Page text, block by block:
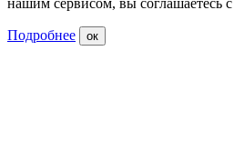
нашим сервисом, вы соглашаетесь
Подробнее ок